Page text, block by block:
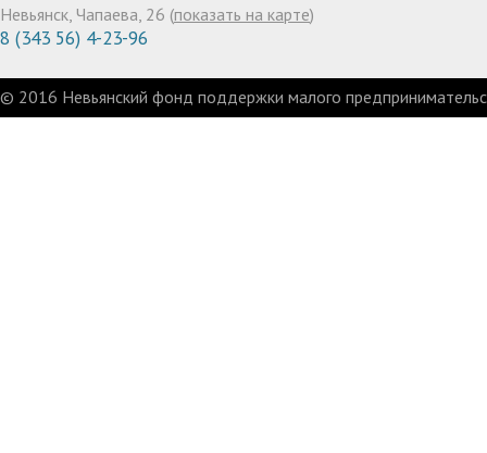
Невьянск, Чапаева, 26 (показать на карте)
8 (343 56) 4-23-96
© 2016 Невьянский фонд поддержки малого